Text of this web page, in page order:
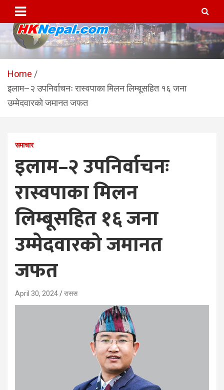
content
HKNepal.com – हङकङबाट
सञ्चालित पहिलो नेपाली अनलाईन
पत्रिका
hknepal, hknepal.com, hk nepal, hk nepal com
Home
इलाम–२ उपनिर्वाचनः रास्वपाका मिलन लिम्बूसहित १६ जना
उम्मेदवारको जमानत जफत
समाचार
इलाम–२ उपनिर्वाचनः
रास्वपाका मिलन
लिम्बूसहित १६ जना
उम्मेदवारको जमानत
जफत
April 30, 2024 रासस